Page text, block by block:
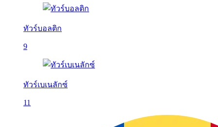
ทัวร์บอลติก
9
ทัวร์เบเนลักซ์
11